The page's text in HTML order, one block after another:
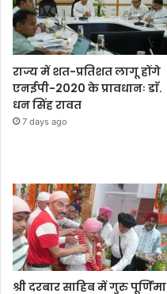
राज्य में शत-प्रतिशत लागू होंगे
एनईपी-2020 के प्रावधानः डाॅ.
धन सिंह रावत
7 days ago
श्री दरबार साहिब में गुरु पूर्णिमा